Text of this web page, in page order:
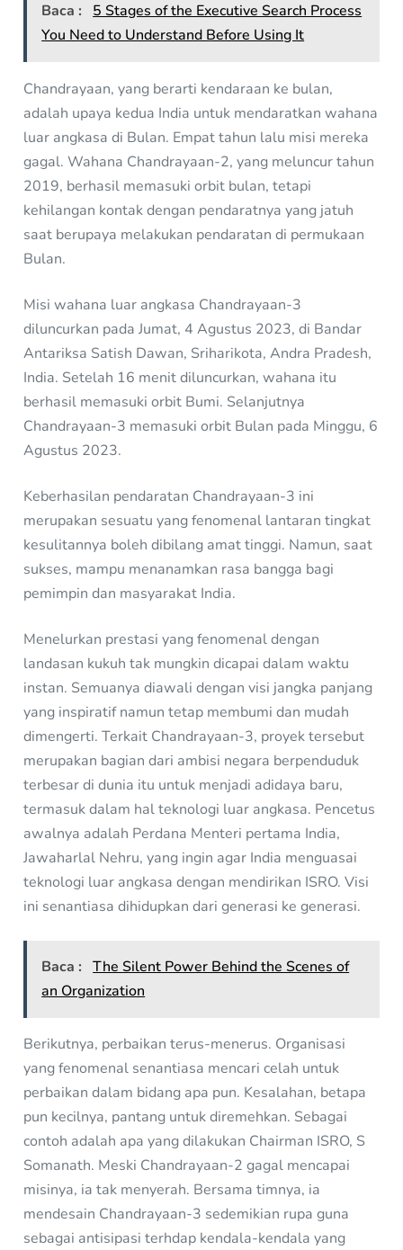
Baca : 5 Stages of the Executive Search Process
You Need to Understand Before Using It
Chandrayaan, yang berarti kendaraan ke bulan,
adalah upaya kedua India untuk mendaratkan wahana
luar angkasa di Bulan. Empat tahun lalu misi mereka
gagal. Wahana Chandrayaan-2, yang meluncur tahun
2019, berhasil memasuki orbit bulan, tetapi
kehilangan kontak dengan pendaratnya yang jatuh
saat berupaya melakukan pendaratan di permukaan
Bulan.
Misi wahana luar angkasa Chandrayaan-3
diluncurkan pada Jumat, 4 Agustus 2023, di Bandar
Antariksa Satish Dawan, Sriharikota, Andra Pradesh,
India. Setelah 16 menit diluncurkan, wahana itu
berhasil memasuki orbit Bumi. Selanjutnya
Chandrayaan-3 memasuki orbit Bulan pada Minggu, 6
Agustus 2023.
Keberhasilan pendaratan Chandrayaan-3 ini
merupakan sesuatu yang fenomenal lantaran tingkat
kesulitannya boleh dibilang amat tinggi. Namun, saat
sukses, mampu menanamkan rasa bangga bagi
pemimpin dan masyarakat India.
Menelurkan prestasi yang fenomenal dengan
landasan kukuh tak mungkin dicapai dalam waktu
instan. Semuanya diawali dengan visi jangka panjang
yang inspiratif namun tetap membumi dan mudah
dimengerti. Terkait Chandrayaan-3, proyek tersebut
merupakan bagian dari ambisi negara berpenduduk
terbesar di dunia itu untuk menjadi adidaya baru,
termasuk dalam hal teknologi luar angkasa. Pencetus
awalnya adalah Perdana Menteri pertama India,
Jawaharlal Nehru, yang ingin agar India menguasai
teknologi luar angkasa dengan mendirikan ISRO. Visi
ini senantiasa dihidupkan dari generasi ke generasi.
Baca : The Silent Power Behind the Scenes of
an Organization
Berikutnya, perbaikan terus-menerus. Organisasi
yang fenomenal senantiasa mencari celah untuk
perbaikan dalam bidang apa pun. Kesalahan, betapa
pun kecilnya, pantang untuk diremehkan. Sebagai
contoh adalah apa yang dilakukan Chairman ISRO, S
Somanath. Meski Chandrayaan-2 gagal mencapai
misinya, ia tak menyerah. Bersama timnya, ia
mendesain Chandrayaan-3 sedemikian rupa guna
sebagai antisipasi terhdap kendala-kendala yang